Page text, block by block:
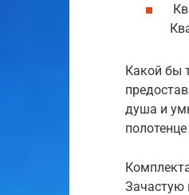
Какой бы
душа и
Зачастую